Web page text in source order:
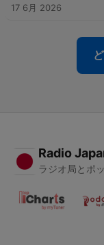
17 6月 2026
Radio
ラジオ局とポ